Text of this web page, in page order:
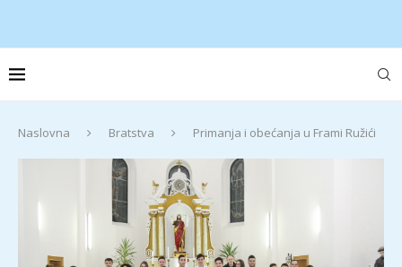
Naslovna Bratstva Primanja i obećanja u Frami Ružići